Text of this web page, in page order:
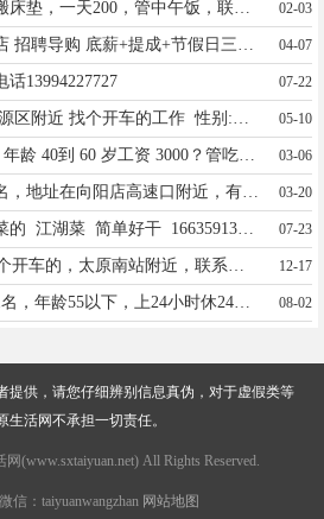
02-03
04-07
13994227727 07-22
05-10
招聘~洗碗的 2 名。年龄 40到 60 岁工资 3000？管吃住 地址，学校食堂 联系电话 13028024568 03-06
招聘：早点师傅一名，地址在向阳店高速口附近，有宿舍，联系电话13485315311 03-20
烧烤店急需一个配菜的 江湖菜 简单好干 16635913569地址万柏林区下元 07-23
12-17
招聘停车场收费员1名，年龄55以下，上24小时休24小时，工资2400，地址双塔西街寇庄西路8号。 电话13834049329梁队 08-02
提供，请您仔细辨别信息真伪，对于虚假类等
活网不承担一切责任。
(www.sxtaiyuan.net) All Rights Reserved.
信：taiyuanwangzhan 网站地图